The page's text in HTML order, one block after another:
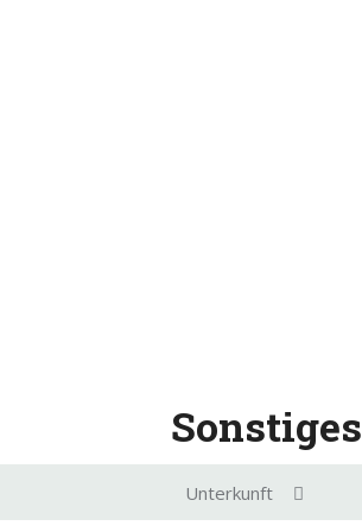
Sonstiges
Unterkunft